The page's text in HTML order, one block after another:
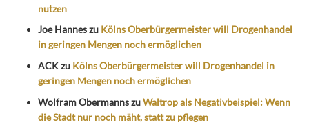
nutzen
Joe Hanneszu Kölns Oberbürgermeister will Drogenhandel
in geringen Mengen noch ermöglichen
ACKzu Kölns Oberbürgermeister will Drogenhandel in
geringen Mengen noch ermöglichen
Wolfram ObermannszuWaltrop als Negativbeispiel: Wenn
die Stadt nur noch mäht, statt zu pflegen